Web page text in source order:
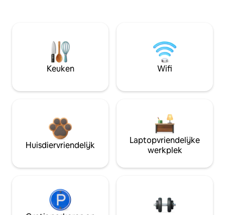
Keuken Wifi
Huisdiervriendelijk
Laptopvriendelijke
werkplek